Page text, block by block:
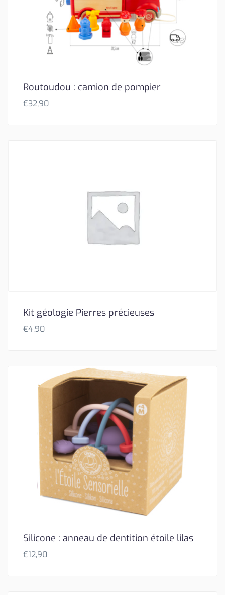
Routoudou : camion de pompier
€32,90
Kit géologie Pierres précieuses
€4,90
Silicone : anneau de dentition étoile lilas
€12,90